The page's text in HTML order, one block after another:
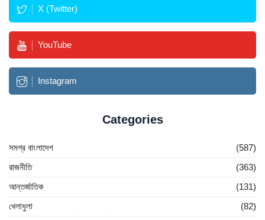
X (Twitter)
YouTube
Instagram
Categories
সমগ্র বাংলাদেশ
(587)
রাজনীতি
(363)
আন্তর্জাতিক
(131)
খেলাধুলা
(82)